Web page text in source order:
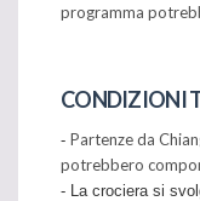
programma
CONDIZIONI
- Partenze da
potrebbero
- La crociera si